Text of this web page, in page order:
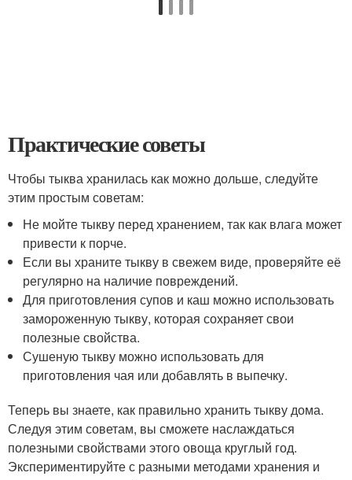
Практические советы
Чтобы тыква хранилась как можно дольше, следуйте
этим простым советам:
Не мойте тыкву перед хранением, так как влага может
привести к порче.
Если вы храните тыкву в свежем виде, проверяйте её
регулярно на наличие повреждений.
Для приготовления супов и каш можно использовать
замороженную тыкву, которая сохраняет свои
полезные свойства.
Сушеную тыкву можно использовать для
приготовления чая или добавлять в выпечку.
Теперь вы знаете, как правильно хранить тыкву дома.
Следуя этим советам, вы сможете наслаждаться
полезными свойствами этого овоща круглый год.
Экспериментируйте с разными методами хранения и